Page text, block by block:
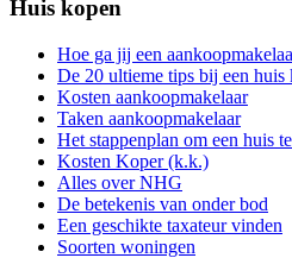
Huis kopen
Hoe ga jij een
De 20 ultieme tips bij een huis
Kosten aankoopmakelaar
Taken aankoopmakelaar
Het stappenplan om een huis
Kosten Koper (k.k.)
Alles over NHG
De betekenis van onder bod
Een geschikte taxateur vinden
Soorten woningen